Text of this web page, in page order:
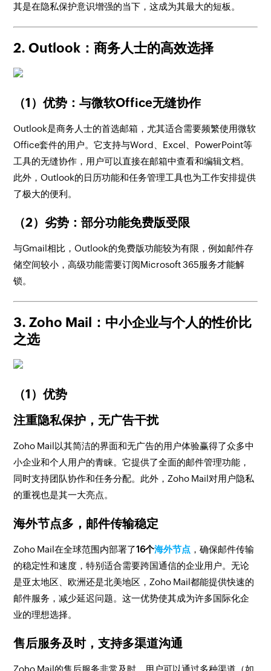
其是在隐私保护意识增强的当下，这成为其最大的短板。
2. Outlook：商务人士的高效选择
（1）优势：与微软Office无缝协作
Outlook是商务人士的首选邮箱，尤其适合需要频繁使用微软
Office套件的用户。它支持与Word、Excel、PowerPoint等
工具的无缝协作，用户可以直接在邮箱中查看和编辑文档。
此外，Outlook的日历功能和任务管理工具也为工作安排提供
了极大的便利。
（2）劣势：部分功能免费版受限
与Gmail相比，Outlook的免费版功能较为有限，例如邮件存
储空间较小，高级功能需要订阅Microsoft 365服务才能解
锁。
3. Zoho Mail：中小企业与个人的性价比
之选
（1）优势
注重隐私保护，无广告干扰
Zoho Mail以其简洁的界面和无广告的用户体验赢得了众多中
小企业和个人用户的青睐。它提供了全面的邮件管理功能，
同时支持团队协作和任务分配。此外，Zoho Mail对用户隐私
的重视也是其一大亮点。
海外节点多，邮件传输稳定
Zoho Mail在全球范围内部署了16个海外节点 ，确保邮件传输
的稳定性和速度，特别适合需要跨国通信的企业用户。无论
是亚太地区、欧洲还是北美地区，Zoho Mail都能提供快速的
邮件服务，减少延迟问题。这一优势使其成为许多国际化企
业的理想选择。
售后服务及时，支持多渠道沟通
Zoho Mail的售后服务非常及时，用户可以通过多种渠道（如